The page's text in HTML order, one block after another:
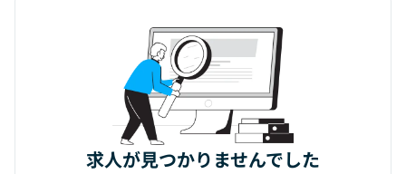
求人が見つかりませんでした